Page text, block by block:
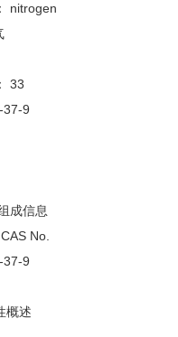
nitrogen
33
37-9
成信息
No.
37-9
概述